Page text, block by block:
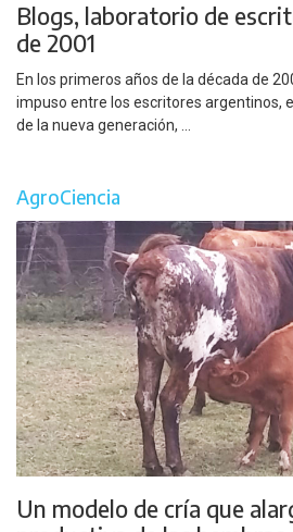
Blogs, laboratorio de
de 2001
En los primeros años de la década de
impuso entre los escritores argentinos,
de la nueva generación, ...
AgroCiencia
Un modelo de cría que